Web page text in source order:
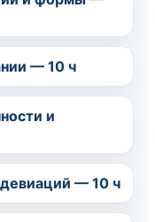
— 10 ч
и
— 10 ч